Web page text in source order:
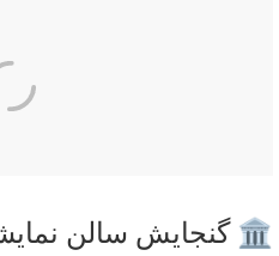
🏛️ گنجایش سالن